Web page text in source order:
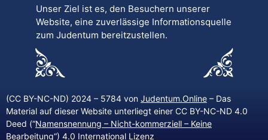
Unser Ziel ist es, den Besuchern unserer
Website, eine zuverlässige Informationsquelle
zum Judentum bereitzustellen.
(CC BY-NC-ND) 2024 – 5784 von Judentum.Online – Das
Material auf dieser Website unterliegt einer CC BY-NC-ND 4.0
Deed (“Namensnennung – Nicht-kommerziell – Keine
Bearbeitung“) 4.0 International Lizenz